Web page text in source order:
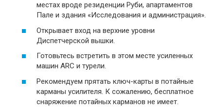
местах вроде резиденции Руби, апартаментов
Пале и здания «Исследования и администрация».
Открывает вход на верхние уровни
Диспетчерской вышки.
Готовьтесь встретить в этом месте усиленных
машин ARC и турели.
Рекомендуем прятать ключ-карты в потайные
карманы усилителя. К сожалению, бесплатное
снаряжение потайных карманов не имеет.